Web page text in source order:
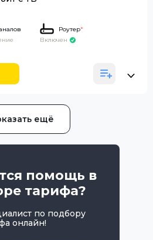
Роутер*
Включен
ещё
помощь в
тарифа?
по подбору
онлайн!